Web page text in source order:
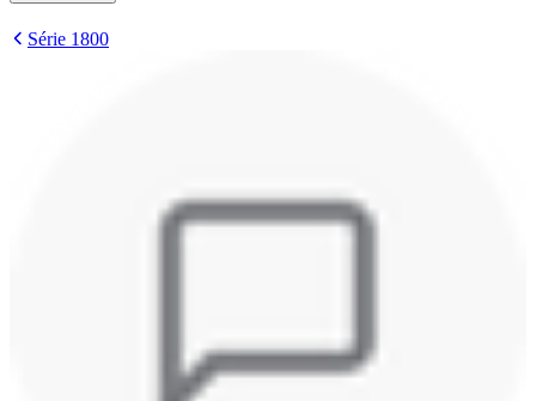
Série 1800